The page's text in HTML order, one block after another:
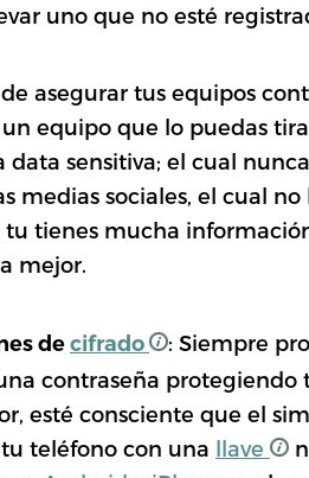
uno que no esté
asegurar tus equipos
equipo que lo puedas
sensitiva; el cual
medias sociales, el cual
tienes mucha
mejor.
decifrado
: Siempre
contraseña protegiendo
esté consciente que el
teléfono con una llave